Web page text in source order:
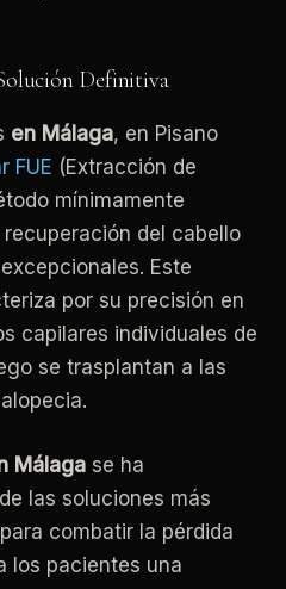
Definitiva
en Málaga, en Pisano
FUE (Extracción de
mínimamente
del cabello
Este
por su precisión en
capilares individuales de
se trasplantan a las
Málaga se ha
las soluciones más
combatir la pérdida
los pacientes una